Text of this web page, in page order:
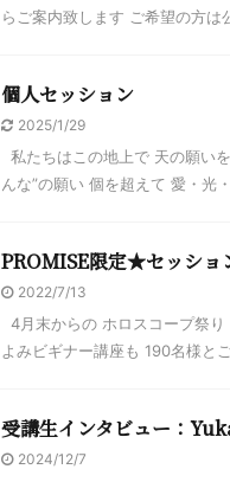
らご案内致します ご希望の方は
個人セッション
2025/1/29
私たちはこの地上で 天の願い
んな”の願い 個を超えて 愛・光
PROMISE限定★セッショ
2022/7/13
4月末からの ホロスコープ祭
よみビギナー講座も 190名様と
受講生インタビュー：
2024/12/7